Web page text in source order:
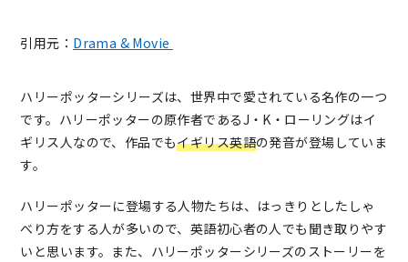
引用元： Drama & Movie
ハリーポッターシリーズは、世界中で愛されている名作の一つ
です。ハリーポッターの原作者であるJ・K・ローリングはイ
ギリス人なので、作品でもイギリス英語の発音が登場していま
す。
ハリーポッターに登場する人物たちは、はっきりとしたしゃ
べり方をする人が多いので、英語初心者の人でも聞き取りやす
いと思います。また、ハリーポッターシリーズのストーリーを